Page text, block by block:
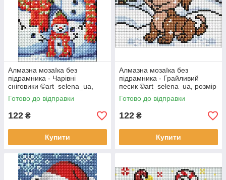
Алмазна мозаїка без
підрамника - Чарівні
сніговики ©art_selena_ua,
розмір 15-20см..
Готово до відправки
122 ₴
Купити
Алмазна мозаїка без
підрамника - Грайливий
песик ©art_selena_ua, розмір
15-20см.
Готово до відправки
122 ₴
Купити